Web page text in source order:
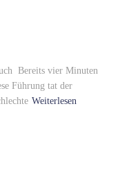
Bereits vier Minuten
Führung tat der
Weiterlesen